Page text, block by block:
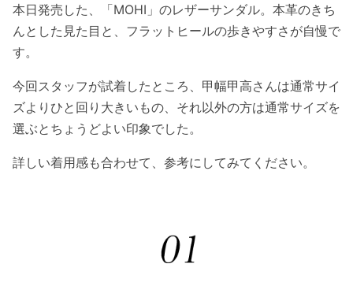
本日発売した、「MOHI」のレザーサンダル。本革のきち
んとした見た目と、フラットヒールの歩きやすさが自慢で
す。
今回スタッフが試着したところ、甲幅甲高さんは通常サイ
ズよりひと回り大きいもの、それ以外の方は通常サイズを
選ぶとちょうどよい印象でした。
詳しい着用感も合わせて、参考にしてみてください。